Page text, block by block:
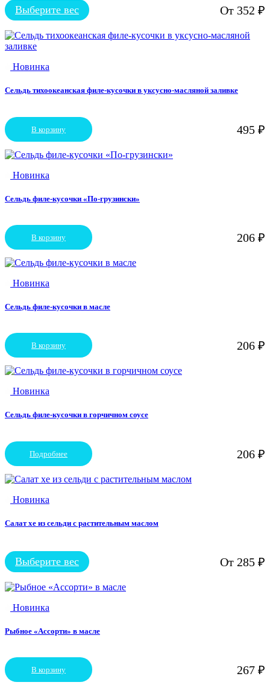
От 352 ₽
Выберите вес
Этот
имеет
несколько
Опции
выбрать
товара.
Новинка
Сельдь тихоокеанская филе-кусочки в уксусно-масляной заливке
495 ₽
В корзину
Новинка
Сельдь филе-кусочки «По-грузински»
206 ₽
В корзину
Новинка
Сельдь филе-кусочки в масле
206 ₽
В корзину
Новинка
Сельдь филе-кусочки в горчичном соусе
206 ₽
Подробнее
Новинка
Салат хе из сельди с растительным маслом
От 285 ₽
Выберите вес
Этот
имеет
вариаций.
можно
странице
товара.
Новинка
Рыбное «Ассорти» в масле
267 ₽
В корзину